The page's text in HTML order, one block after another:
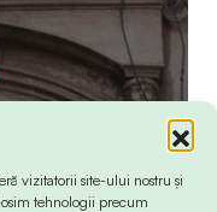
vizitatorii site-ului nostru și
tehnologii precum